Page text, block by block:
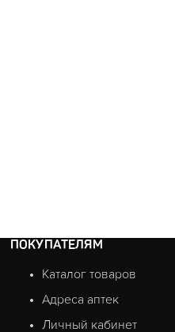
ПОКУПАТЕЛЯМ
Каталог товаров
Адреса аптек
Личный кабинет